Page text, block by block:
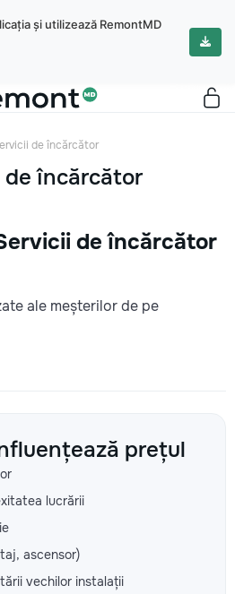
și utilizează RemontMD
de încărcător
de încărcător
de încărcător
ale meșterilor de pe
prețul
lucrării
ascensor)
vechilor instalații